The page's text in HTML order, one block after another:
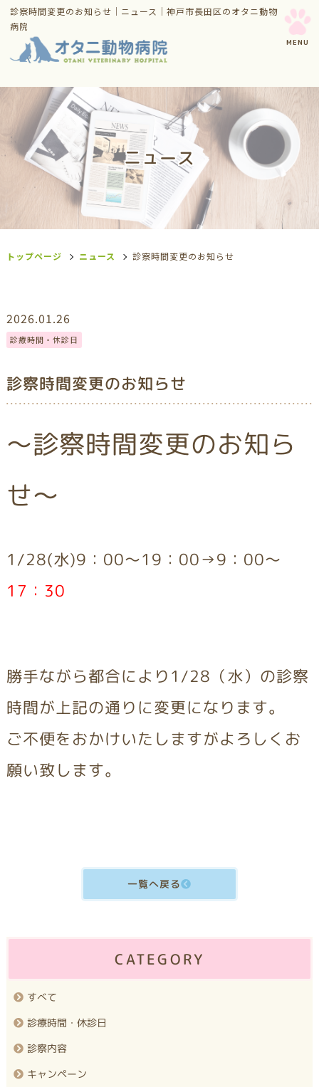
診察時間変更のお知らせ｜ニュース｜神戸市長田区のオタニ動物
病院
ニュース
トップページ ニュース 診察時間変更のお知らせ
2026.01.26
診療時間・休診日
診察時間変更のお知らせ
～診察時間変更のお知ら
せ～
1/28(水)9：00～19：00→9：00～
17：30
勝手ながら都合により1/28（水）の診察
時間が上記の通りに変更になります。
ご不便をおかけいたしますがよろしくお
願い致します。
一覧へ戻る
CATEGORY
すべて
診療時間・休診日
診察内容
キャンペーン